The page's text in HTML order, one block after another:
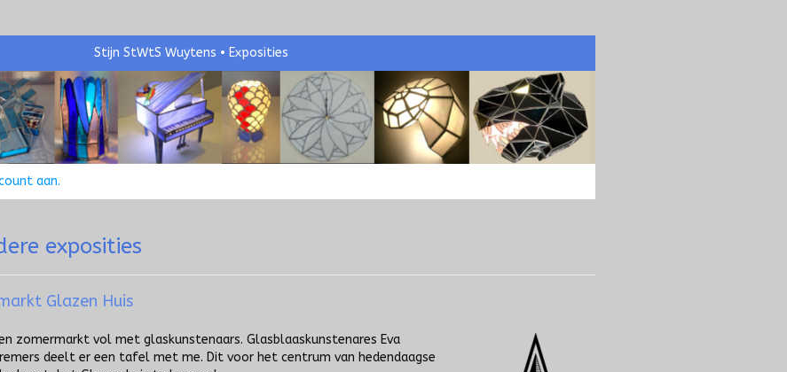
Stijn StWtS Wuytens Exposities
aan.
exposities
Glazen Huis
zomermarkt vol met glaskunstenaars. Glasblaaskunstenares Eva
deelt er een tafel met me. Dit voor het centrum van hedendaagse